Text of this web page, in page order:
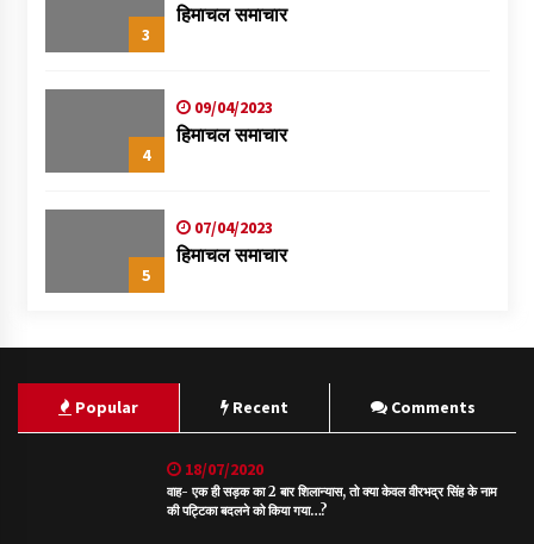
3
हिमाचल समाचार
4
09/04/2023
हिमाचल समाचार
5
07/04/2023
हिमाचल समाचार
Popular Recent Comments
18/07/2020
वाह- एक ही सड़क का 2 बार शिलान्यास, तो क्या केवल वीरभद्र सिंह के नाम
की पट्टिका बदलने को किया गया…?